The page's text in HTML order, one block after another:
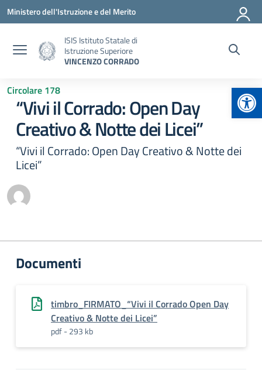
Vai ai contenuti
Vai al menu di navigazione
Vai al footer
Ministero dell'Istruzione e del Merito
ISIS Istituto Statale di
Istruzione Superiore
VINCENZO CORRADO
Circolare 178
“Vivi il Corrado: Open Day
Creativo & Notte dei Licei”
“Vivi il Corrado: Open Day Creativo & Notte dei
Licei”
Documenti
timbro_FIRMATO_“Vivi il Corrado Open Day
Creativo & Notte dei Licei”
pdf - 293 kb